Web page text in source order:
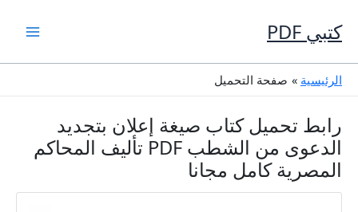
إلى
المحتوى
كتبي PDF
الرئيسية صفحة التحميل
رابط تحميل كتاب صيغة إعلان بتجديد
الدعوى من الشطب PDF تأليف المحاكم
المصرية كامل مجانا